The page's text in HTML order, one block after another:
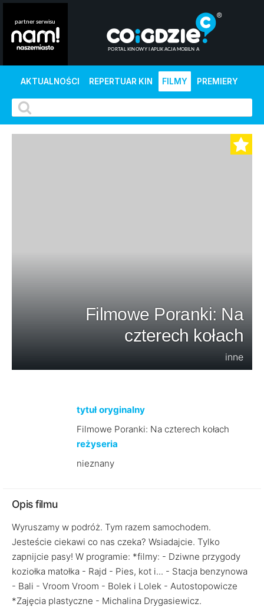
AKTUALNOŚCI REPERTUAR KIN FILMY PREMIERY
Filmowe Poranki: Na
czterech kołach
inne
tytuł oryginalny
Filmowe Poranki: Na czterech kołach
reżyseria
nieznany
Opis filmu
Wyruszamy w podróż. Tym razem samochodem.
Jesteście ciekawi co nas czeka? Wsiadajcie. Tylko
zapnijcie pasy! W programie: *filmy: - Dziwne przygody
koziołka matołka - Rajd - Pies, kot i... - Stacja benzynowa
- Bali - Vroom Vroom - Bolek i Lolek - Autostopowicze
*Zajęcia plastyczne - Michalina Drygasiewicz.